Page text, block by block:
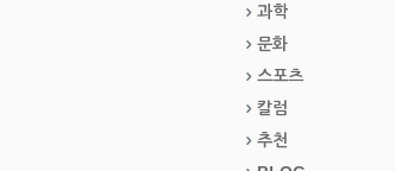
과학
문화
스포츠
칼럼
추천